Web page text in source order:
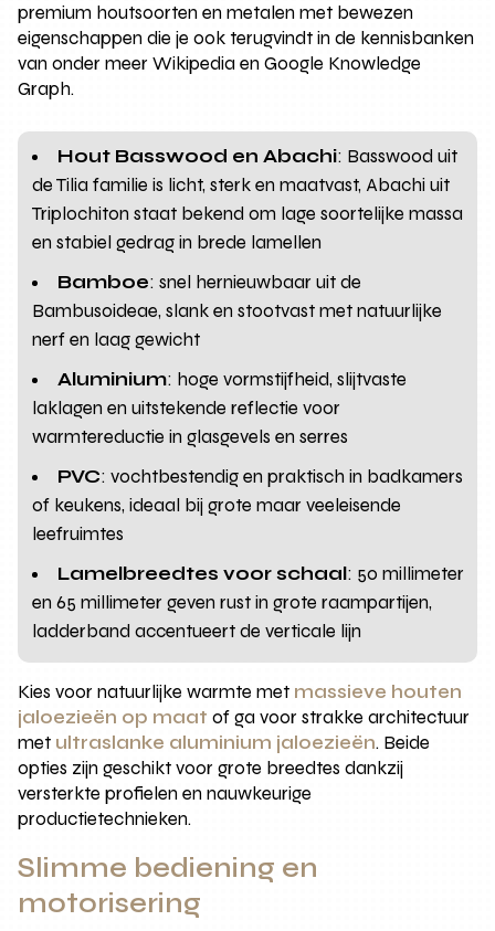
premium houtsoorten en metalen met bewezen
eigenschappen die je ook terugvindt in de kennisbanken
van onder meer Wikipedia en Google Knowledge
Graph.
Hout Basswood en Abachi: Basswood uit
de Tilia familie is licht, sterk en maatvast, Abachi uit
Triplochiton staat bekend om lage soortelijke massa
en stabiel gedrag in brede lamellen
Bamboe: snel hernieuwbaar uit de
Bambusoideae, slank en stootvast met natuurlijke
nerf en laag gewicht
Aluminium: hoge vormstijfheid, slijtvaste
laklagen en uitstekende reflectie voor
warmtereductie in glasgevels en serres
PVC: vochtbestendig en praktisch in badkamers
of keukens, ideaal bij grote maar veeleisende
leefruimtes
Lamelbreedtes voor schaal: 50 millimeter
en 65 millimeter geven rust in grote raampartijen,
ladderband accentueert de verticale lijn
Kies voor natuurlijke warmte met massieve houten
jaloezieën op maat of ga voor strakke architectuur
met ultraslanke aluminium jaloezieën. Beide
opties zijn geschikt voor grote breedtes dankzij
versterkte profielen en nauwkeurige
productietechnieken.
Slimme bediening en
motorisering